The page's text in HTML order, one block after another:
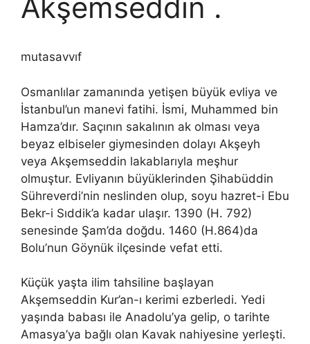
Akşemseddin .
mutasavvıf
Osmanlılar zamanında yetişen büyük evliya ve
İstanbul’un manevi fatihi. İsmi, Muhammed bin
Hamza’dır. Saçının sakalının ak olması veya
beyaz elbiseler giymesinden dolayı Akşeyh
veya Akşemseddin lakablarıyla meşhur
olmuştur. Evliyanın büyüklerinden Şihabüddin
Sühreverdi’nin neslinden olup, soyu hazret-i Ebu
Bekr-i Sıddik’a kadar ulaşır. 1390 (H. 792)
senesinde Şam’da doğdu. 1460 (H.864)da
Bolu’nun Göynük ilçesinde vefat etti.
Küçük yaşta ilim tahsiline başlayan
Akşemseddin Kur’an-ı kerimi ezberledi. Yedi
yaşında babası ile Anadolu’ya gelip, o tarihte
Amasya’ya bağlı olan Kavak nahiyesine yerleşti.